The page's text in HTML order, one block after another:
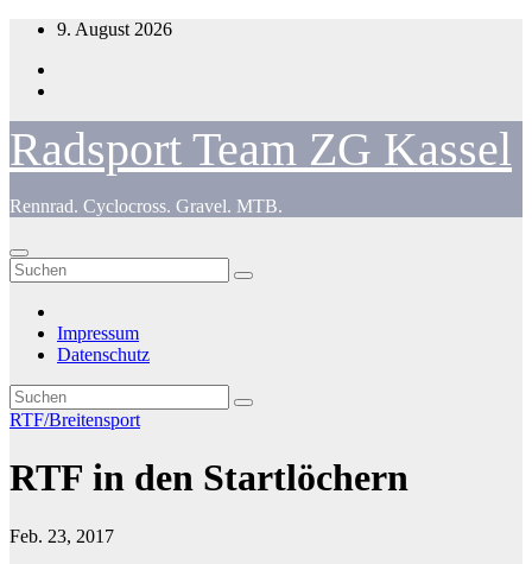
Zum
springen
9. August 2026
Radsport Team ZG Kassel
Rennrad. Cyclocross. Gravel. MTB.
Impressum
Datenschutz
RTF/Breitensport
RTF in den Startlöchern
Feb. 23, 2017